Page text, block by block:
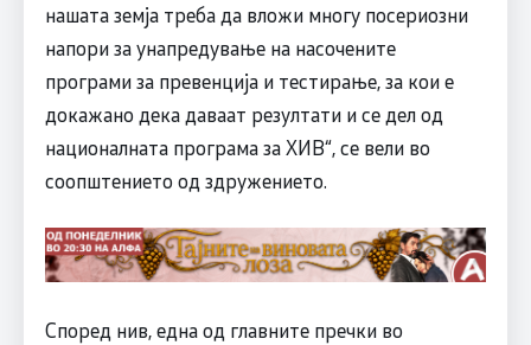
нашата земја треба да вложи многу посериозни
напори за унапредување на насочените
програми за превенција и тестирање, за кои е
докажано дека даваат резултати и се дел од
националната програма за ХИВ“, се вели во
соопштението од здружението.
Според нив, една од главните пречки во